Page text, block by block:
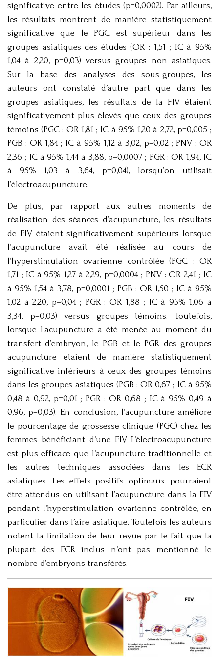
significative entre les études (p=0,0002). Par ailleurs,
les résultats montrent de manière statistiquement
significative que le PGC est supérieur dans les
groupes asiatiques des études (OR : 1,51 ; IC à 95%
1,04 à 2,20, p=0,03) versus groupes non asiatiques.
Sur la base des analyses des sous-groupes, les
auteurs ont constaté d’autre part que dans les
groupes asiatiques, les résultats de la FIV étaient
significativement plus élevés que ceux des groupes
témoins (PGC : OR 1,81 ; IC à 95% 1,20 à 2,72, p=0,005 ;
PGB : OR 1,84 ; IC à 95% 1,12 à 3,02, p=0,02 ; PNV : OR
2,36 ; IC à 95% 1,44 à 3,88, p=0,0007 ; PGR : OR 1,94, IC
à 95% 1,03 à 3,64, p=0,04), lorsqu’on utilisait
l’électroacupuncture.
De plus, par rapport aux autres moments de
réalisation des séances d’acupuncture, les résultats
de FIV étaient significativement supérieurs lorsque
l’acupuncture avait été réalisée au cours de
l’hyperstimulation ovarienne contrôlée (PGC : OR
1,71 ; IC à 95% 1,27 à 2,29, p=0,0004 ; PNV : OR 2,41 ; IC
à 95% 1,54 à 3,78, p=0,0001 ; PGB : OR 1,50 ; IC à 95%
1,02 à 2,20, p=0,04 ; PGR : OR 1,88 ; IC à 95% 1,06 à
3,34, p=0,03) versus groupes témoins. Toutefois,
lorsque l’acupuncture a été menée au moment du
transfert d’embryon, le PGB et le PGR des groupes
acupuncture étaient de manière statistiquement
significative inférieurs à ceux des groupes témoins
dans les groupes asiatiques (PGB : OR 0,67 ; IC à 95%
0,48 à 0,92, p=0,01 ; PGR : OR 0,68 ; IC à 95% 0,49 à
0,96, p=0,03). En conclusion, l’acupuncture améliore
le pourcentage de grossesse clinique (PGC) chez les
femmes bénéficiant d’une FIV. L’électroacupuncture
est plus efficace que l’acupuncture traditionnelle et
les autres techniques associées dans les ECR
asiatiques. Les effets positifs optimaux pourraient
être attendus en utilisant l’acupuncture dans la FIV
pendant l’hyperstimulation ovarienne contrôlée, en
particulier dans l’aire asiatique. Toutefois les auteurs
notent la limitation de leur revue par le fait que la
plupart des ECR inclus n’ont pas mentionné le
nombre d’embryons transférés.